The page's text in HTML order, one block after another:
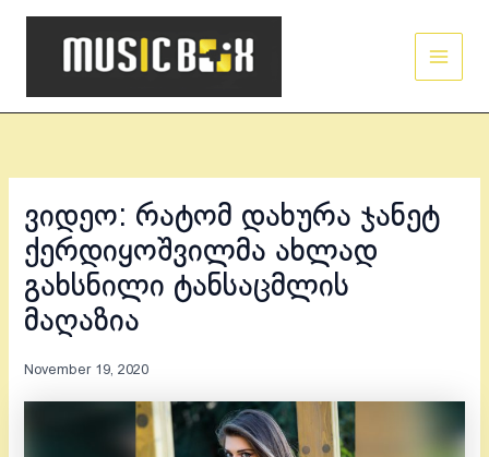
Skip
ვიდეო: რატომ დახურა ჯანეტ
ქერდიყოშვილმა ახლად
გახსნილი ტანსაცმლის
მაღაზია
November 19, 2020